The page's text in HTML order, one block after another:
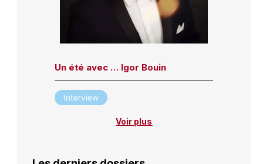
Un été avec … Igor Bouin
Interview
Voir plus